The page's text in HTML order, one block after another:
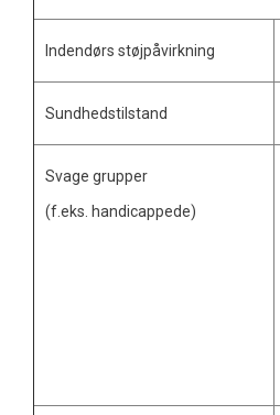
Indendørs støjpåvirkning
Sundhedstilstand
Svage grupper
(f.eks. handicappede)